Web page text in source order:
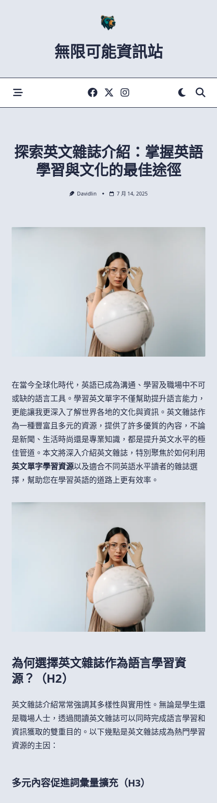
無限可能資訊站
探索英文雜誌介紹：掌握英語
學習與文化的最佳途徑
Davidlin 7 月 14, 2025
在當今全球化時代，英語已成為溝通、學習及職場中不可
或缺的語言工具。學習英文單字不僅幫助提升語言能力，
更能讓我更深入了解世界各地的文化與資訊。英文雜誌作
為一種豐富且多元的資源，提供了許多優質的內容，不論
是新聞、生活時尚還是專業知識，都是提升英文水平的極
佳管道。本文將深入介紹英文雜誌，特別聚焦於如何利用
英文單字學習資源以及適合不同英語水平讀者的雜誌選
擇，幫助您在學習英語的道路上更有效率。
為何選擇英文雜誌作為語言學習資
源？（H2）
英文雜誌介紹常常強調其多樣性與實用性。無論是學生還
是職場人士，透過閱讀英文雜誌可以同時完成語言學習和
資訊獲取的雙重目的。以下幾點是英文雜誌成為熱門學習
資源的主因：
多元內容促進詞彙量擴充（H3）